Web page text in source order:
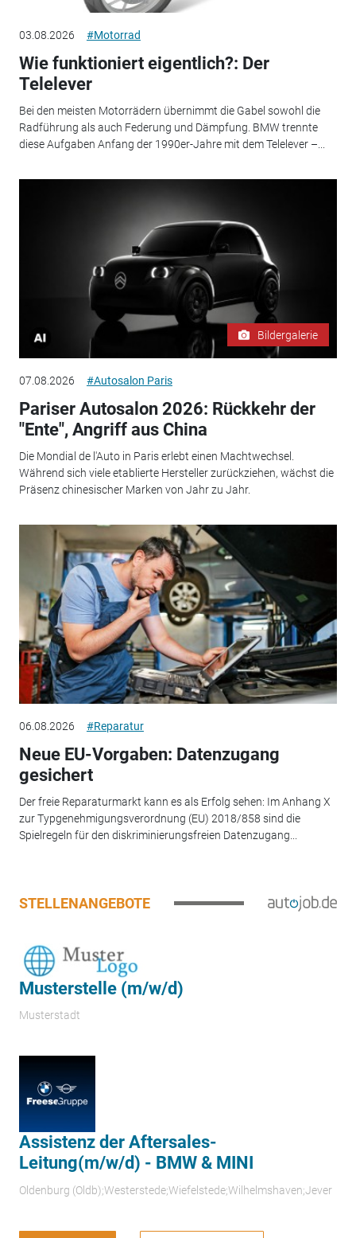
03.08.2026 #Motorrad
Wie funktioniert eigentlich?: Der
Telelever
Bei den meisten Motorrädern übernimmt die Gabel sowohl die
Radführung als auch Federung und Dämpfung. BMW trennte
diese Aufgaben Anfang der 1990er-Jahre mit dem Telelever –...
Bildergalerie
07.08.2026 #Autosalon Paris
Pariser Autosalon 2026: Rückkehr der
"Ente", Angriff aus China
Die Mondial de l'Auto in Paris erlebt einen Machtwechsel.
Während sich viele etablierte Hersteller zurückziehen, wächst die
Präsenz chinesischer Marken von Jahr zu Jahr.
06.08.2026 #Reparatur
Neue EU-Vorgaben: Datenzugang
gesichert
Der freie Reparaturmarkt kann es als Erfolg sehen: Im Anhang X
zur Typgenehmigungsverordnung (EU) 2018/858 sind die
Spielregeln für den diskriminierungsfreien Datenzugang...
STELLENANGEBOTE
Musterstelle (m/w/d)
Musterstadt
Assistenz der Aftersales-
Leitung(m/w/d) - BMW & MINI
Oldenburg (Oldb);Westerstede;Wiefelstede;Wilhelmshaven;Jever